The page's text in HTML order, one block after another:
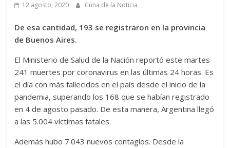
12 agosto, 2020 Cuna de la Noticia
De esa cantidad, 193 se registraron en la provincia
de Buenos Aires.
El Ministerio de Salud de la Nación reportó este martes
241 muertes por coronavirus en las últimas 24 horas. Es
el día con más fallecidos en el país desde el inicio de la
pandemia, superando los 168 que se habían registrado
en 4 de agosto pasado. De esta manera, Argentina llegó
a las 5.004 víctimas fatales.
Además hubo 7.043 nuevos contagios. Desde la